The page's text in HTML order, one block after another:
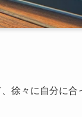
徐々に自分に合